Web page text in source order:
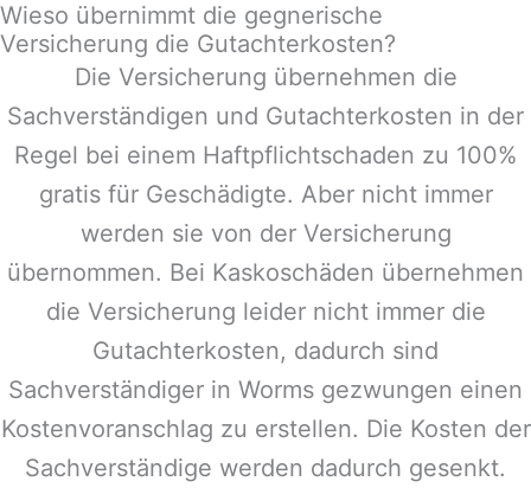
Wieso übernimmt die gegnerische
Versicherung die Gutachterkosten?
Die Versicherung übernehmen die
Sachverständigen und Gutachterkosten in der
Regel bei einem Haftpflichtschaden zu 100%
gratis für Geschädigte. Aber nicht immer
werden sie von der Versicherung
übernommen. Bei Kaskoschäden übernehmen
die Versicherung leider nicht immer die
Gutachterkosten, dadurch sind
Sachverständiger in Worms gezwungen einen
Kostenvoranschlag zu erstellen. Die Kosten der
Sachverständige werden dadurch gesenkt.